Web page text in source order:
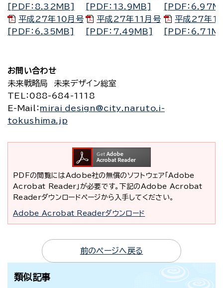
[PDF：8.32MB]
[PDF：13.9MB]
[PDF：
平成27年10月号
[PDF：6.35MB]
平成27年11月号
[PDF：7.49MB]
平成27年
[PDF：
お問い合わせ
未来戦略局 未来デザイン総室
TEL
：088-684-1118
E-Mail
： mirai_design@city.naruto.i-
tokushima.jp
PDFの閲覧にはAdobe社の無償のソフトウェア「Adobe
Acrobat Reader」が必要です。下記のAdobe Acrobat
Readerダウンロードページから入手してください。
Adobe Acrobat Readerダウンロード
前のページへ戻る
類似記事